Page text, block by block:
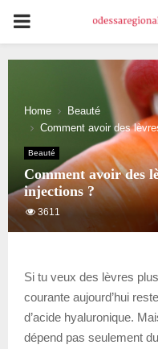
PRIMARY
MENU
Home
Beauté
Comment avoir des
Beauté
Comment avoir des
injections ?
3611
Si tu veux des lèvres
courante aujourd’hui
d’acide hyaluronique.
dépend pas seulement